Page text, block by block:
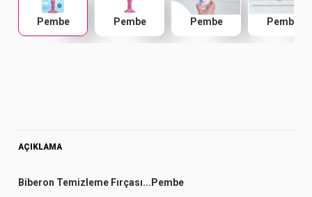
Pembe Pembe Pembe Pembe
AÇIKLAMA
Biberon Temizleme Fırçası...Pembe